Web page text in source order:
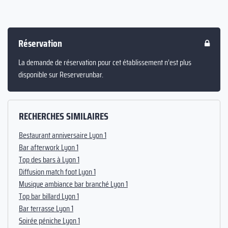
Réservation
La demande de réservation pour cet établissement n’est plus
disponible sur Reserverunbar.
RECHERCHES SIMILAIRES
Bestaurant anniversaire Lyon 1
Bar afterwork Lyon 1
Top des bars à Lyon 1
Diffusion match foot Lyon 1
Musique ambiance bar branché Lyon 1
Top bar billard Lyon 1
Bar terrasse Lyon 1
Soirée péniche Lyon 1